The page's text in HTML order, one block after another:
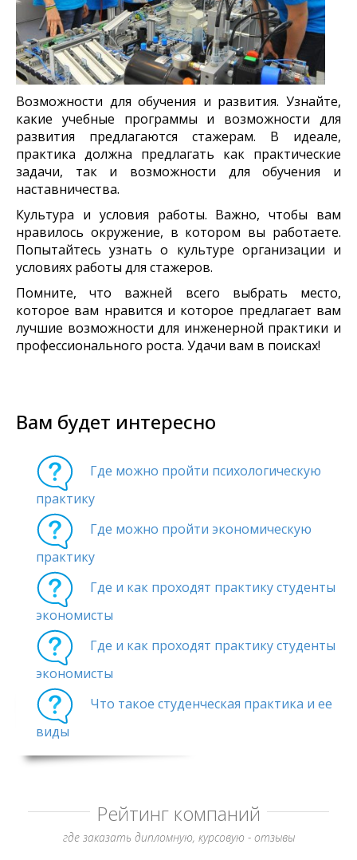
Возможности для обучения и развития. Узнайте,
какие учебные программы и возможности для
развития предлагаются стажерам. В идеале,
практика должна предлагать как практические
задачи, так и возможности для обучения и
наставничества.
Культура и условия работы. Важно, чтобы вам
нравилось окружение, в котором вы работаете.
Попытайтесь узнать о культуре организации и
условиях работы для стажеров.
Помните, что важней всего выбрать место,
которое вам нравится и которое предлагает вам
лучшие возможности для инженерной практики и
профессионального роста. Удачи вам в поисках!
Вам будет интересно
Где можно пройти психологическую
практику
Где можно пройти экономическую
практику
Где и как проходят практику студенты
экономисты
Где и как проходят практику студенты
экономисты
Что такое студенческая практика и ее
виды
Рейтинг компаний
где заказать дипломную, курсовую - отзывы